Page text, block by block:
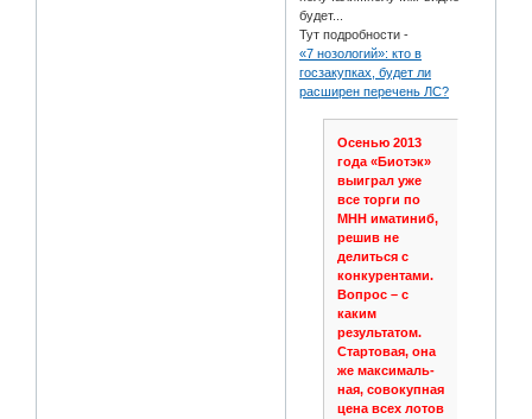
будет...
Тут подробности -
«7 нозологий»: кто в
госзакупках, будет ли
расширен перечень ЛС?
Осенью 2013
года «Биотэк»
выиграл уже
все торги по
МНН иматиниб,
решив не
делиться с
конкурентами.
Вопрос – с
каким
результатом.
Стартовая, она
же максималь­
ная, совокупная
цена всех лотов